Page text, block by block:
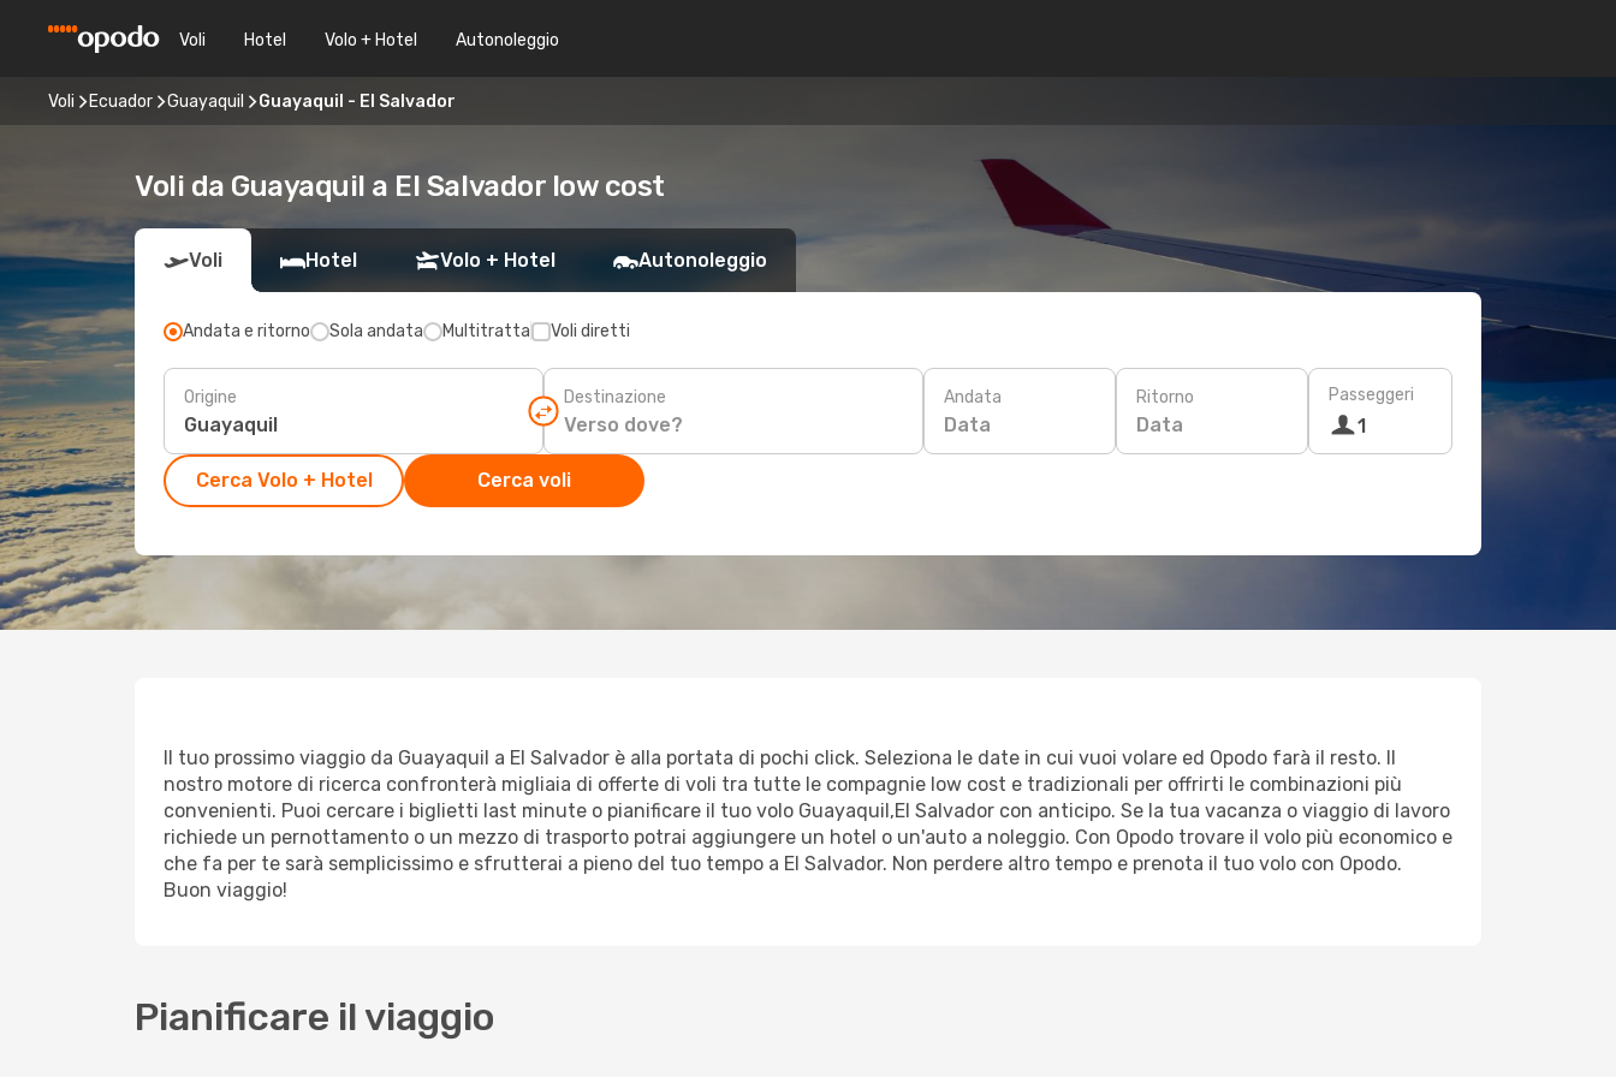
Voli Hotel Volo + Hotel Autonoleggio
Voli Ecuador Guayaquil Guayaquil - El Salvador
Voli da Guayaquil a El Salvador low cost
Voli Hotel Volo + Hotel Autonoleggio
Andata e ritorno Sola andata Multitratta Voli diretti
Origine Destinazione Andata
Data
Ritorno
Data
Passeggeri
1
Cerca Volo + Hotel Cerca voli
Il tuo prossimo viaggio da Guayaquil a El Salvador è alla portata di pochi click. Seleziona le date in cui vuoi volare ed Opodo farà il resto. Il
nostro motore di ricerca confronterà migliaia di offerte di voli tra tutte le compagnie low cost e tradizionali per offrirti le combinazioni più
convenienti. Puoi cercare i biglietti last minute o pianificare il tuo volo Guayaquil,El Salvador con anticipo. Se la tua vacanza o viaggio di lavoro
richiede un pernottamento o un mezzo di trasporto potrai aggiungere un hotel o un'auto a noleggio. Con Opodo trovare il volo più economico e
che fa per te sarà semplicissimo e sfrutterai a pieno del tuo tempo a El Salvador. Non perdere altro tempo e prenota il tuo volo con Opodo.
Buon viaggio!
Pianificare il viaggio